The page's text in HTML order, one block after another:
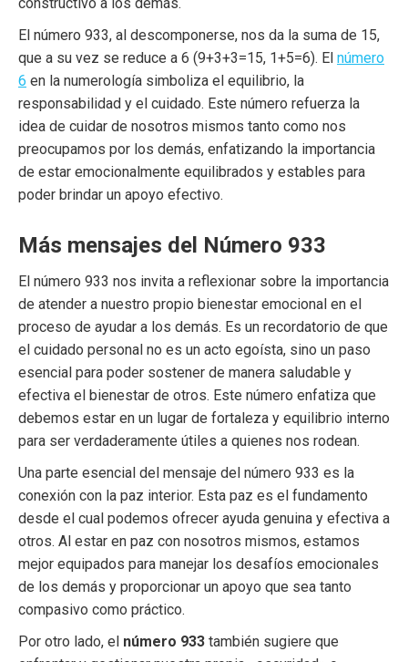
El número 933, al descomponerse, nos da la suma de 15,
que a su vez se reduce a 6 (9+3+3=15, 1+5=6). El número
6 en la numerología simboliza el equilibrio, la
responsabilidad y el cuidado. Este número refuerza la
idea de cuidar de nosotros mismos tanto como nos
preocupamos por los demás, enfatizando la importancia
de estar emocionalmente equilibrados y estables para
poder brindar un apoyo efectivo.
Más mensajes del Número 933
El número 933 nos invita a reflexionar sobre la importancia
de atender a nuestro propio bienestar emocional en el
proceso de ayudar a los demás. Es un recordatorio de que
el cuidado personal no es un acto egoísta, sino un paso
esencial para poder sostener de manera saludable y
efectiva el bienestar de otros. Este número enfatiza que
debemos estar en un lugar de fortaleza y equilibrio interno
para ser verdaderamente útiles a quienes nos rodean.
Una parte esencial del mensaje del número 933 es la
conexión con la paz interior. Esta paz es el fundamento
desde el cual podemos ofrecer ayuda genuina y efectiva a
otros. Al estar en paz con nosotros mismos, estamos
mejor equipados para manejar los desafíos emocionales
de los demás y proporcionar un apoyo que sea tanto
compasivo como práctico.
Por otro lado, el número 933 también sugiere que